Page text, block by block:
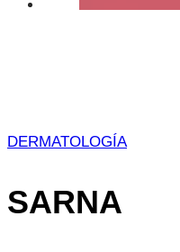
DERMATOLOGÍA
SARNA